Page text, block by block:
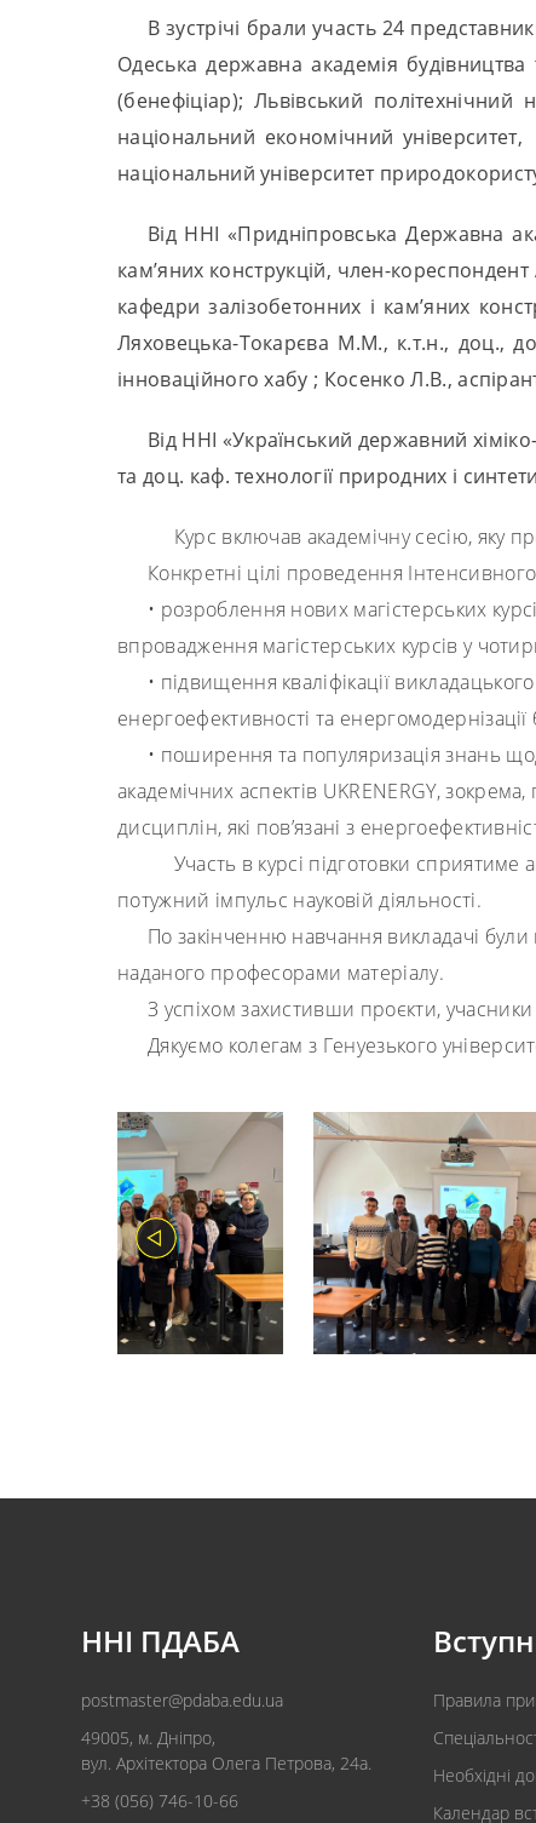
В зустрічі брали участь 24
Одеська державна академія будівництва
(бенефіціар); Львівський
національний економічний
національний університет
Від ННІ «Придніпровська Державна
кам’яних конструкцій, член-
кафедри залізобетонних і кам’яних
Ляховецька-Токарєва М.М., к.т.н., доц.,
інноваційного хабу ; Косенко Л.В.,
Від ННІ «Український державний
та доц. каф. технології природних і
Курс включав академічну сесію, яку
Конкретні цілі проведення
• розроблення нових магістерських
впровадження магістерських курсів у
• підвищення кваліфікації
енергоефективності та енергомодернізації
• поширення та популяризація знань
академічних аспектів UKRENERGY,
дисциплін, які пов’язані з
Участь в курсі підготовки сприятиме
потужний імпульс науковій діяльності.
По закінченню навчання викладачі були
наданого професорами матеріалу.
З успіхом захистивши проєкти,
Дякуємо колегам з Генуезького
ННІ ПДАБА
postmaster@pdaba.edu.ua
49005, м. Дніпро,
вул. Архітектора Олега Петрова, 24а.
+38 (056) 746-10-66
Правила
Необхідні
Календар